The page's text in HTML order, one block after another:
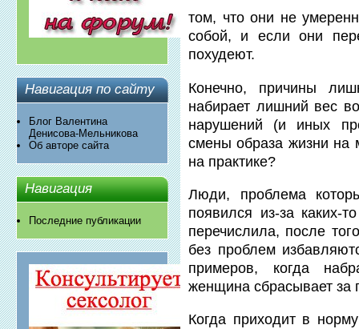
Навигация по сайту
Блог Валентина
Денисова-Мельникова
Об авторе сайта
Навигация
Последние публикации
том, что они не
собой, и если они
похудеют.
Конечно, причины
набирает лишний вес
нарушений (и иных
смены образа жизни на
на практике?
Люди, проблема
появился из-за каких-
перечислила, после
без проблем
примеров, когда
женщина сбрасывает за
Когда приходит в